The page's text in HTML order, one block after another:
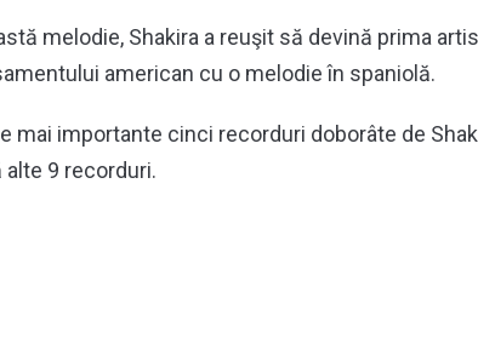
melodie, Shakira a reuşit să devină prima
american cu o melodie în spaniolă.
mai importante cinci recorduri doborâte de
alte 9 recorduri.